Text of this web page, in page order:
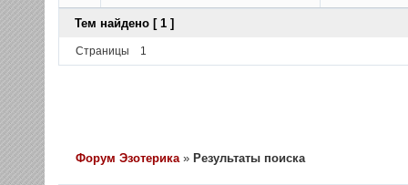
Тем найдено [ 1 ]
Страницы 1
Форум Эзотерика » Результаты поиска